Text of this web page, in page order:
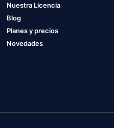
Nuestra Licencia
Blog
Planes y precios
Novedades